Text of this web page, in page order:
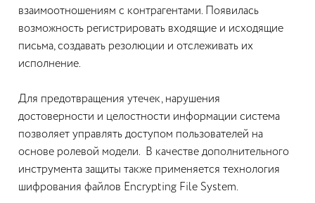
взаимоотношениям с контрагентами. Появилась
возможность регистрировать входящие и исходящие
письма, создавать резолюции и отслеживать их
исполнение.
Для предотвращения утечек, нарушения
достоверности и целостности информации система
позволяет управлять доступом пользователей на
основе ролевой модели. В качестве дополнительного
инструмента защиты также применяется технология
шифрования файлов Encrypting File System.